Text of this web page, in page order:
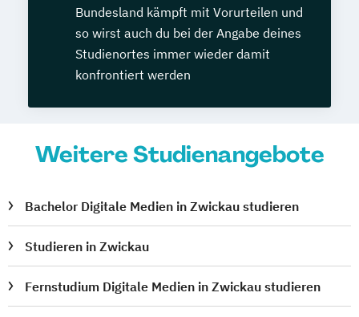
Bundesland kämpft mit Vorurteilen und
so wirst auch du bei der Angabe deines
Studienortes immer wieder damit
konfrontiert werden
Weitere Studienangebote
Bachelor Digitale Medien in Zwickau studieren
Studieren in Zwickau
Fernstudium Digitale Medien in Zwickau studieren